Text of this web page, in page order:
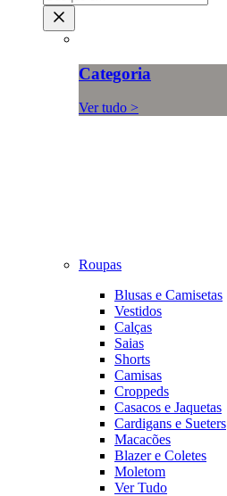
Categoria
Ver tudo >
Roupas
Blusas e Camisetas
Vestidos
Calças
Saias
Shorts
Camisas
Croppeds
Casacos e Jaquetas
Cardigans e Sueters
Macacões
Blazer e Coletes
Moletom
Ver Tudo